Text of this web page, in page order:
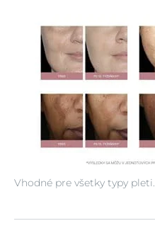
Vhodné pre všetky typy pleti.